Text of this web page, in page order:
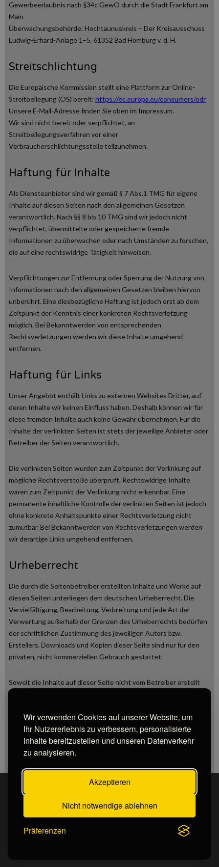
Wir verwenden Cookies auf unserer Website, um
Ihr Nutzererlebnis zu verbessern, personalisierte
Inhalte bereitzustellen und unseren Datenverkehr
zu analysieren.
Akzeptieren
Nicht notwendige ablehnen
Präferenzen
Gewerbeerlaubnis nach §34c GewO durch die Stadt Frankfurt am
Main
Überwachungsbehörde: Hochtaunuskreis – Der Kreisausschuss
Ludwig-Erhard-Anlage 1–5, 61352 Bad Homburg v. d. H.
Streitschlichtung
Die Europäische Kommission stellt eine Plattform zur Online-
Streitbeilegung (OS) bereit: https://ec.europa.eu/consumers/odr
Unsere E-Mail-Adresse finden Sie oben im Impressum.
Wir sind nicht bereit oder verpflichtet, an
Streitbeilegungsverfahren vor einer
Verbraucherschlichtungsstelle teilzunehmen.
Haftung für Inhalte
Als Diensteanbieter sind wir gemäß § 7 Abs.1 TMG für eigene
Inhalte auf diesen Seiten nach den allgemeinen Gesetzen
verantwortlich. Nach §§ 8 bis 10 TMG sind wir jedoch nicht
verpflichtet, übermittelte oder gespeicherte fremde
Informationen zu überwachen oder nach Umständen zu forschen,
die auf eine rechtswidrige Tätigkeit hinweisen.
Verpflichtungen zur Entfernung oder Sperrung der Nutzung von
Informationen nach den allgemeinen Gesetzen bleiben hiervon
unberührt. Eine diesbezügliche Haftung ist jedoch erst ab dem
Zeitpunkt der Kenntnis einer konkreten Rechtsverletzung
möglich. Bei Bekanntwerden von entsprechenden
Rechtsverletzungen werden wir diese Inhalte umgehend
entfernen.
Haftung für Links
Unser Angebot enthält Links zu externen Websites Dritter, auf
deren Inhalte wir keinen Einfluss haben. Deshalb können wir für
diese fremden Inhalte auch keine Gewähr übernehmen. Für die
Inhalte der verlinkten Seiten ist stets der jeweilige Anbieter oder
Betreiber der Seiten verantwortlich.
Die verlinkten Seiten wurden zum Zeitpunkt der Verlinkung auf
mögliche Rechtsverstöße überprüft. Rechtswidrige Inhalte
waren zum Zeitpunkt der Verlinkung nicht erkennbar. Eine
permanente inhaltliche Kontrolle der verlinkten Seiten ist jedoch
ohne konkrete Anhaltspunkte einer Rechtsverletzung nicht
zumutbar. Bei Bekanntwerden von Rechtsverletzungen werden
wir derartige Links umgehend entfernen.
Urheberrecht
Die durch die Seitenbetreiber erstellten Inhalte und Werke auf
diesen Seiten unterliegen dem deutschen Urheberrecht. Die
Vervielfältigung, Bearbeitung, Verbreitung und jede Art der
Verwertung außerhalb der Grenzen des Urheberrechts bedürfen
der schriftlichen Zustimmung des jeweiligen Autors bzw.
Erstellers. Downloads und Kopien dieser Seite sind nur für den
privaten, nicht kommerziellen Gebrauch gestattet.
Soweit die Inhalte auf dieser Seite nicht vom Betreiber erstellt
Sollten Sie trotzdem auf eine Urheberrechtsverletzung
aufmerksam werden, bitten wir um einen entsprechenden
Hinweis. Bei Bekanntwerden von Rechtsverletzungen werden wir
derartige Inhalte umgehend entfernen.
Home